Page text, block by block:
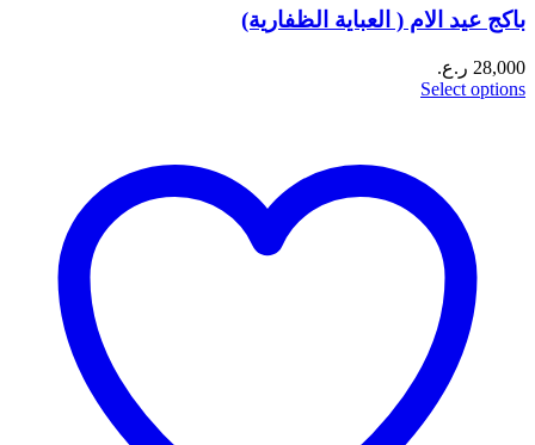
باكج عيد الام ( العباية الظفارية)
28,000 ر.ع.
Select options